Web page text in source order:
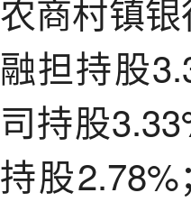
农商村镇
融担持股
司持股
持股